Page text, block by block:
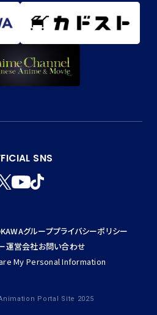
SNS
T
T
E
R
Y
O
K
グループプライバシーポリシー
運営会社お問い合わせ
My Personal Information
Portal Site 2025